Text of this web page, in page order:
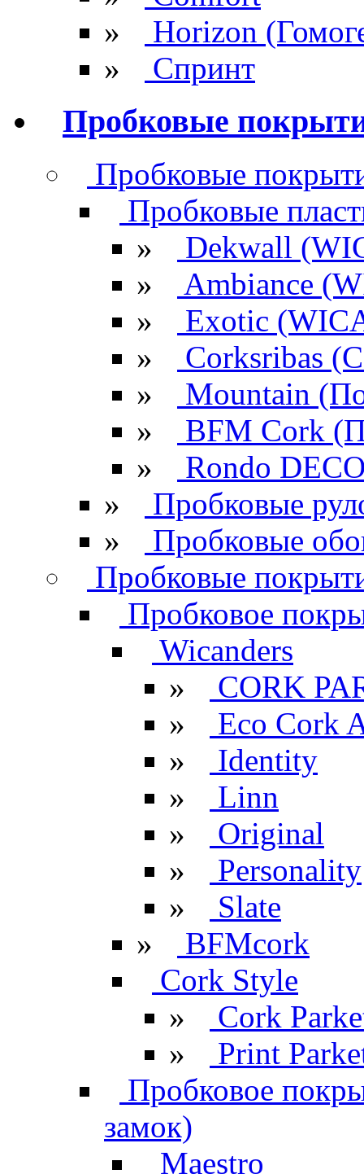
»
Horizon
»
Спринт
Пробковые
Пробковые
Пробковые
»
Dekwall
»
Ambiance
»
Exotic
»
Corksribas
»
Mountain
»
BFM Cork
»
Rondo
»
Пробковые
»
Пробковые
Пробковые
Пробковое
Wicanders
»
CORK
»
Eco Cork
»
Identity
»
Linn
»
Original
»
Personality
»
Slate
»
BFMcork
Cork Style
»
Cork
»
Print
Пробковое
замок)
Maestro